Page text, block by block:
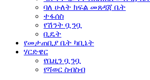
ባለ ሁለት ክፍል መጸዳጃ ቤት
ተፋሰስ
የሽንት ቧንቧ
ቢዴት
የመታጠቢያ ቤት ካቢኔት
ሃርድዌር
የቤዚን ቧንቧ
የሻወር ስብስብ